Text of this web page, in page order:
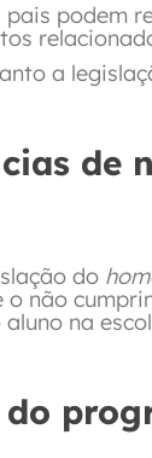
podem
a
do
o não
na